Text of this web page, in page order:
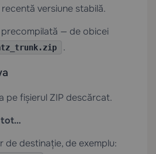
versiune stabilă.
— de obicei
.
pe fișierul ZIP descărcat.
tot…
de destinație, de exemplu: